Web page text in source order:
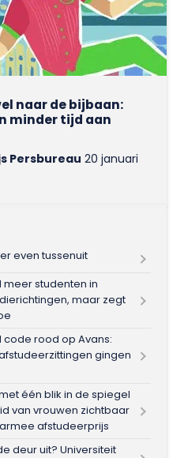
naar de bijbaan:
minder tijd aan
Persbureau 20 januari
even tussenuit
meer studenten in
maar zegt
code rood op Avans:
gingen
één blik in de spiegel
van vrouwen zichtbaar
afstudeerprijs
deur uit? Universiteit